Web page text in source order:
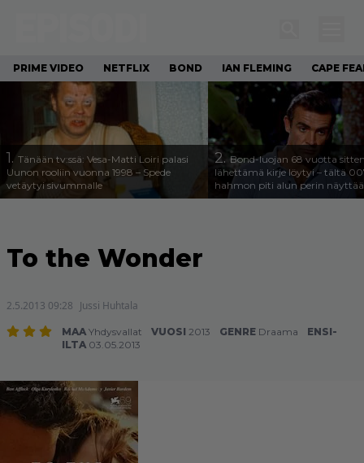
PRIME VIDEO NETFLIX BOND IAN FLEMING CAPE
1. Tänään tv:ssä: Vesa-Matti Loiri palasi
Uunon rooliin vuonna 1998 – Spede
vetäytyi sivummalle
2.Bond-luojan 68 vuotta
lähettämä kirje löytyi – tältä
hahmon piti alun perin näyttää
To the Wonder
2.5.2013 09:28 Jussi Huhtala
MAA Yhdysvallat VUOSI 2013 GENRE Draama
ENSI-
ILTA 03.05.2013